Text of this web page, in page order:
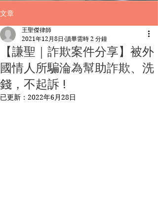
文章
【謙聖｜詐欺案件分享】被外
國情人所騙淪為幫助詐欺、洗
錢，不起訴 !
王聖傑律師
2021年12月8日 讀畢需時 2 分鐘
已更新： 2022年6月28日